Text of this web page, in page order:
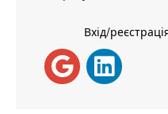
Вхід/